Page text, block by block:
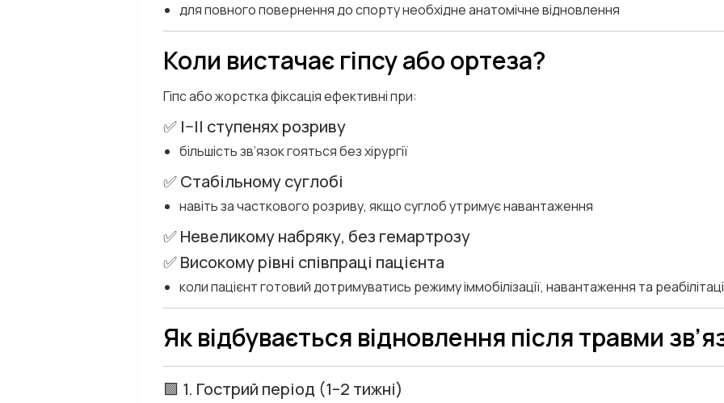
для повного повернення до спорту необхідне анатомічне відновлення
Коли вистачає гіпсу або ортеза?
Гіпс або жорстка фіксація ефективні при:
✅ I–II ступенях розриву
більшість зв’язок гояться без хірургії
✅ Стабільному суглобі
навіть за часткового розриву, якщо суглоб утримує навантаження
✅ Невеликому набряку, без гемартрозу
✅ Високому рівні співпраці пацієнта
коли пацієнт готовий дотримуватись режиму іммобілізації, навантаження та
Як відбувається відновлення після травми
🟩 1. Гострий період (1–2 тижні)